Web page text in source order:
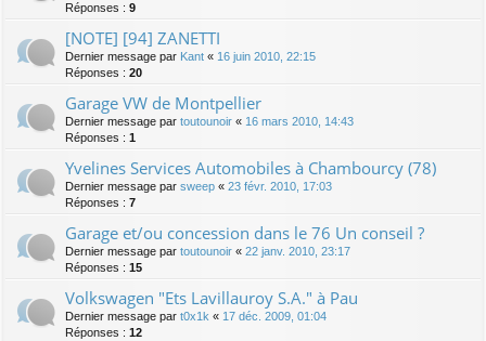
Réponses : 9
[NOTE] [94] ZANETTI
Dernier message par Kant « 16 juin 2010, 22:15
Réponses : 20
Garage VW de Montpellier
Dernier message par toutounoir « 16 mars 2010, 14:43
Réponses : 1
Yvelines Services Automobiles à Chambourcy (78)
Dernier message par sweep « 23 févr. 2010, 17:03
Réponses : 7
Garage et/ou concession dans le 76 Un conseil ?
Dernier message par toutounoir « 22 janv. 2010, 23:17
Réponses : 15
Volkswagen "Ets Lavillauroy S.A." à Pau
Dernier message par t0x1k « 17 déc. 2009, 01:04
Réponses : 12